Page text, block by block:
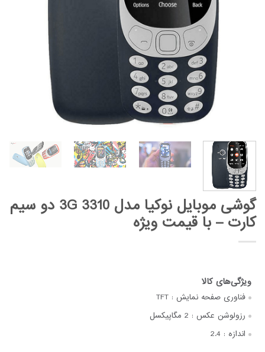
گوشی موبایل نوکیا مدل 3310 3G دو سیم
کارت – با قیمت ویژه
فناوری صفحه‌ نمایش : TFT
رزولوشن عکس : 2 مگاپیکسل
اندازه : 2.4